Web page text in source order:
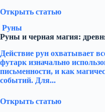
Открыть статью
Руны
Руны и черная магия:
Действие рун охватывает
футарк изначально
письменности, и как
событий. Для...
Открыть статью